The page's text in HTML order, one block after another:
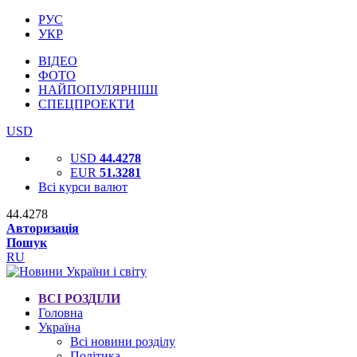
РУС
УКР
ВІДЕО
ФОТО
НАЙПОПУЛЯРНІШІ
СПЕЦПРОЕКТИ
USD
USD 44.4278
EUR 51.3281
Всі курси валют
44.4278
Авторизація
Пошук
RU
ВСІ РОЗДІЛИ
Головна
Україна
Всі новини розділу